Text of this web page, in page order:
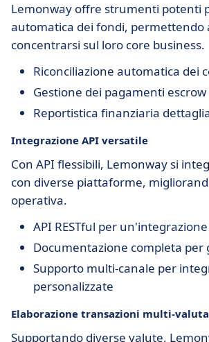
Lemonway offre strumenti potenti
automatica dei fondi, permettendo
concentrarsi sul loro core business.
Riconciliazione automatica dei
Gestione dei pagamenti escrow
Reportistica finanziaria
Integrazione API versatile
Con API flessibili, Lemonway si
con diverse piattaforme,
operativa.
API RESTful per
Documentazione completa per
Supporto multi-canale per
personalizzate
Elaborazione transazioni multi-valuta
Supportando diverse valute,